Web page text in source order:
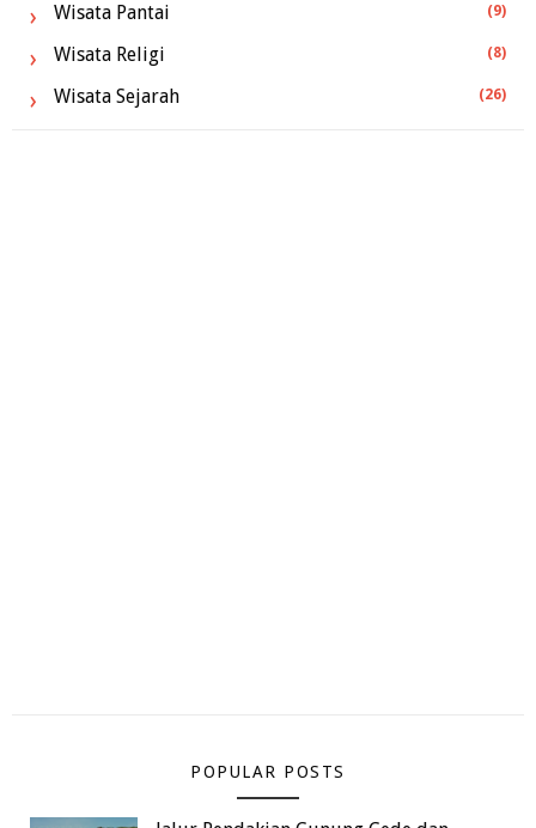
Wisata Pantai (9)
Wisata Religi (8)
Wisata Sejarah (26)
POPULAR POSTS